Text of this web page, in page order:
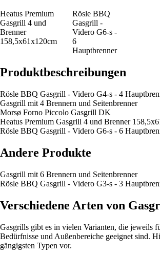
Heatus Premium
Gasgrill 4 und
Brenner
158,5x61x120cm
Rösle BBQ
Gasgrill -
Videro G6-s -
6
Hauptbrenner
Produktbeschreibungen
Rösle BBQ Gasgrill - Videro G4-s - 4
Gasgrill mit 4 Brennern und Seitenbrenner
Morsø Forno Piccolo Gasgrill DK
Heatus Premium Gasgrill 4 und Brenner
Rösle BBQ Gasgrill - Videro G6-s - 6
Andere Produkte
Gasgrill mit 6 Brennern und Seitenbrenner
Rösle BBQ Gasgrill - Videro G3-s - 3
Verschiedene Arten von
Gasgrills gibt es in vielen Varianten, die jeweils
Bedürfnisse und Außenbereiche geeignet sind.
gängigsten Typen vor.